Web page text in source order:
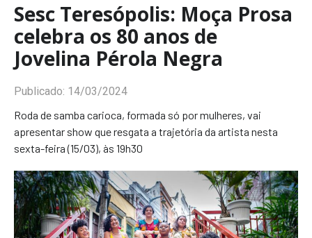
Sesc Teresópolis: Moça Prosa
celebra os 80 anos de
Jovelina Pérola Negra
Publicado: 14/03/2024
Roda de samba carioca, formada só por mulheres, vai
apresentar show que resgata a trajetória da artista nesta
sexta-feira (15/03), às 19h30